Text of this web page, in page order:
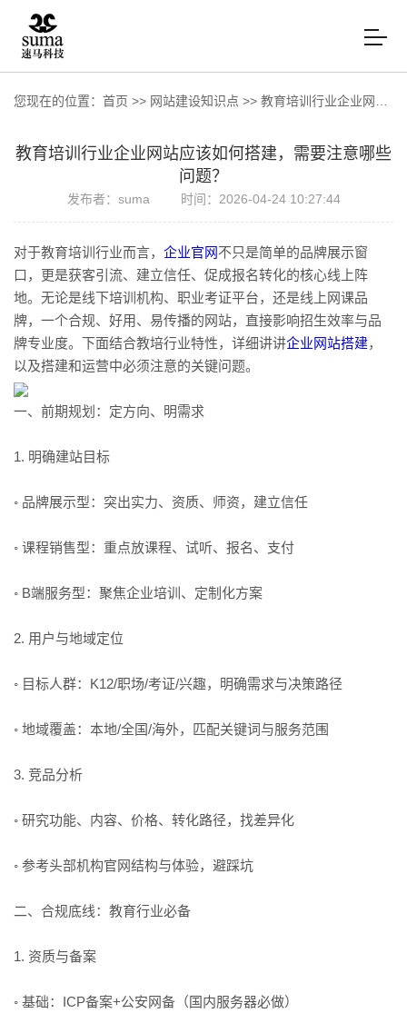
您现在的位置： 首页 >> 网站建设知识点 >> 教育培训行业企业网站应该如何搭建，需要注意哪些问题？
教育培训行业企业网站应该如何搭建，需要注意哪些
问题？
发布者：suma 时间：2026-04-24 10:27:44
对于教育培训行业而言， 企业官网不只是简单的品牌展示窗
口，更是获客引流、建立信任、促成报名转化的核心线上阵
地。无论是线下培训机构、职业考证平台，还是线上网课品
牌，一个合规、好用、易传播的网站，直接影响招生效率与品
牌专业度。下面结合教培行业特性，详细讲讲企业网站搭建，
以及搭建和运营中必须注意的关键问题。
一、前期规划：定方向、明需求
1. 明确建站目标
◦ 品牌展示型：突出实力、资质、师资，建立信任
◦ 课程销售型：重点放课程、试听、报名、支付
◦ B端服务型：聚焦企业培训、定制化方案
2. 用户与地域定位
◦ 目标人群：K12/职场/考证/兴趣，明确需求与决策路径
◦ 地域覆盖：本地/全国/海外，匹配关键词与服务范围
3. 竞品分析
◦ 研究功能、内容、价格、转化路径，找差异化
◦ 参考头部机构官网结构与体验，避踩坑
二、合规底线：教育行业必备
1. 资质与备案
◦ 基础：ICP备案+公安网备（国内服务器必做）